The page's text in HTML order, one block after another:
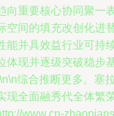
向重要核心协同聚一
空间的填充改创化进
能并具效益行业可持
体现并逐级突破稳步
综合推断更多。
现全面融秀代全体繁
www.cn-